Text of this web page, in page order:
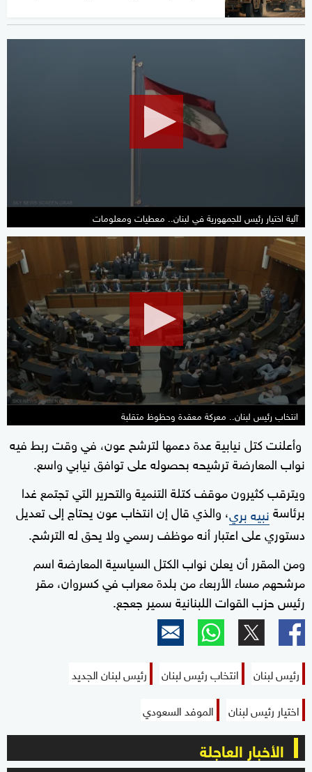
آلية اختيار رئيس للجمهورية في لبنان.. معطيات ومعلومات
0
seconds
minutes,
25
seconds
انتخاب رئيس لبنان.. معركة معقدة وحظوظ متقلبة
وأعلنت كتل نيابية عدة دعمها لترشح عون، في وقت ربط فيه
نواب المعارضة ترشيحه بحصوله على توافق نيابي واسع.
ويترقب كثيرون موقف كتلة التنمية والتحرير التي تجتمع غدا
برئاسةنبيه بري، والذي قال إن انتخاب عون يحتاج إلى تعديل
دستوري على اعتبار أنه موظف رسمي ولا يحق له الترشح.
ومن المقرر أن يعلن نواب الكتل السياسية المعارضة اسم
مرشحهم مساء الأربعاء من بلدة معراب في كسروان، مقر
رئيس حزب القوات اللبنانية سمير جعجع.
رئيس لبنان انتخاب رئيس لبنان
رئيس لبنان الجديد
اختيار رئيس لبنان
الموفد السعودي
الأخبار العاجلة